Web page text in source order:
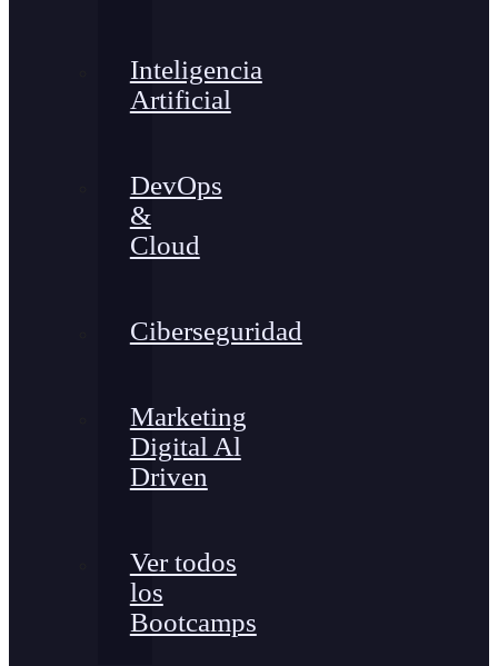
Inteligencia
Artificial
DevOps
&
Cloud
Ciberseguridad
Marketing
Digital Al
Driven
Ver todos
los
Bootcamps